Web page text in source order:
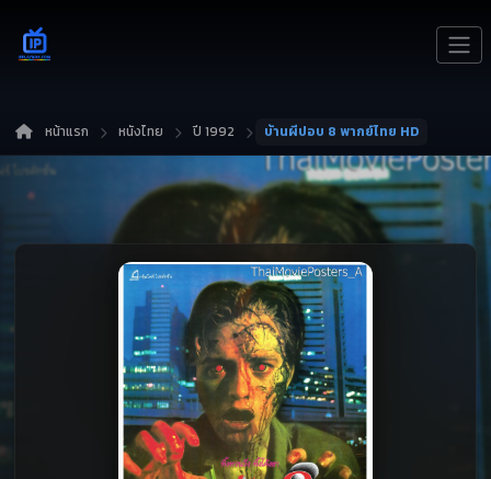
หน้าแรก หนังไทย ปี 1992 บ้านผีปอบ 8 พากย์ไทย HD